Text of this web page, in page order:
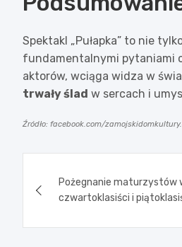
Spektakl „Pułapka” to nie
fundamentalnymi pytaniami
aktorów, wciąga widza w
trwały ślad w sercach i
Źródło: facebook.com/
wpisuPożegnanie maturzystów
czwartoklasiści i